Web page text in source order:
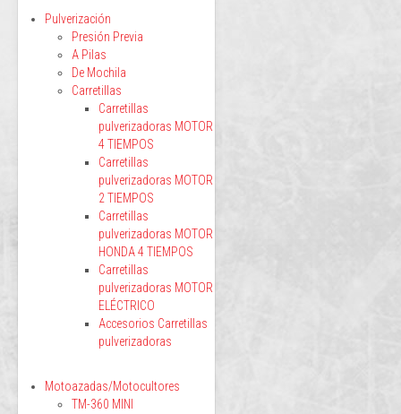
Pulverización
Presión Previa
A Pilas
De Mochila
Carretillas
Carretillas
pulverizadoras MOTOR
4 TIEMPOS
Carretillas
pulverizadoras MOTOR
2 TIEMPOS
Carretillas
pulverizadoras MOTOR
HONDA 4 TIEMPOS
Carretillas
pulverizadoras MOTOR
ELÉCTRICO
Accesorios Carretillas
pulverizadoras
Motoazadas/Motocultores
TM-360 MINI